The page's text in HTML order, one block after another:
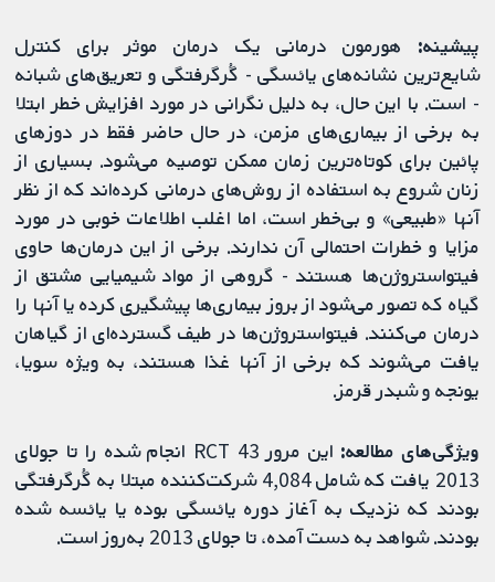
پیشینه: هورمون درمانی یک درمان موثر برای کنترل
شایع‌ترین نشانه‌های یائسگی - گُرگرفتگی و تعریق‌های شبانه
- است. با این حال، به دلیل نگرانی در مورد افزایش خطر ابتلا
به برخی از بیماری‌های مزمن، در حال حاضر فقط در دوزهای
پائین برای کوتاه‌ترین زمان ممکن توصیه می‌شود. بسیاری از
زنان شروع به استفاده از روش‌های درمانی کرده‌اند که از نظر
آنها «طبیعی» و بی‌خطر است، اما اغلب اطلاعات خوبی در مورد
مزایا و خطرات احتمالی آن ندارند. برخی از این درمان‌ها حاوی
فیتواستروژن‌ها هستند - گروهی از مواد شیمیایی مشتق از
گیاه که تصور می‌شود از بروز بیماری‌ها پیشگیری کرده یا آنها را
درمان می‌کنند. فیتواستروژن‌ها در طیف گسترده‌ای از گیاهان
یافت می‌شوند که برخی از آنها غذا هستند، به ویژه سویا،
یونجه و شبدر قرمز.
ویژگی‌های مطالعه:
این مرور 43 RCT انجام شده را تا جولای
2013 یافت که شامل 4,084 شرکت‌کننده مبتلا به گُرگرفتگی
بودند که نزدیک به آغاز دوره یائسگی بوده یا یائسه شده
بودند. شواهد به دست آمده، تا جولای 2013 به‌روز است.